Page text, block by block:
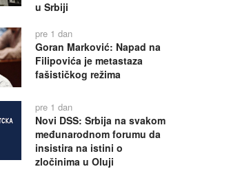
u Srbiji
pre 1 dan
Goran Marković: Napad na
Filipovića je metastaza
fašističkog režima
pre 1 dan
Novi DSS: Srbija na svakom
međunarodnom forumu da
insistira na istini o
zločinima u Oluji